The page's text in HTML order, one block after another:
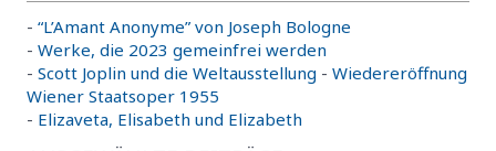
- “L’Amant Anonyme” von Joseph Bologne
- Werke, die 2023 gemeinfrei werden
- Scott Joplin und die Weltausstellung - Wiedereröffnung
Wiener Staatsoper 1955
- Elizaveta, Elisabeth und Elizabeth